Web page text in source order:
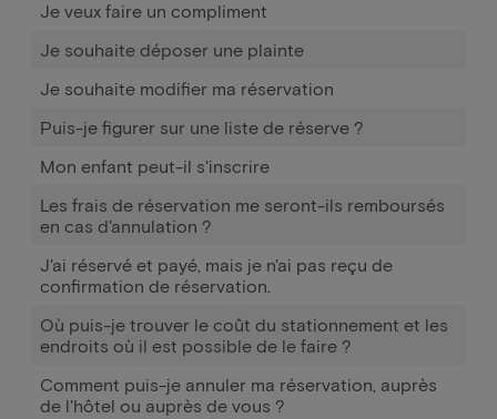
Je veux faire un compliment
Je souhaite déposer une plainte
Je souhaite modifier ma réservation
Puis-je figurer sur une liste de réserve ?
Mon enfant peut-il s'inscrire
Les frais de réservation me seront-ils remboursés
en cas d'annulation ?
J'ai réservé et payé, mais je n'ai pas reçu de
confirmation de réservation.
Où puis-je trouver le coût du stationnement et les
endroits où il est possible de le faire ?
Comment puis-je annuler ma réservation, auprès
de l'hôtel ou auprès de vous ?